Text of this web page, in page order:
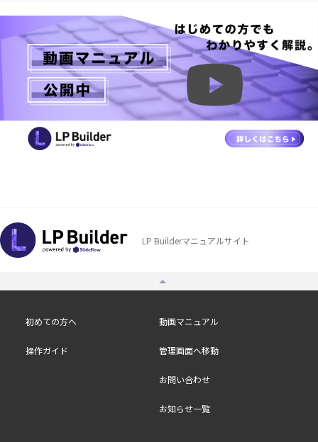
LP Builderマニュアルサイト
初めての方へ 動画マニュアル
操作ガイド 管理画面へ移動
お問い合わせ
お知らせ一覧